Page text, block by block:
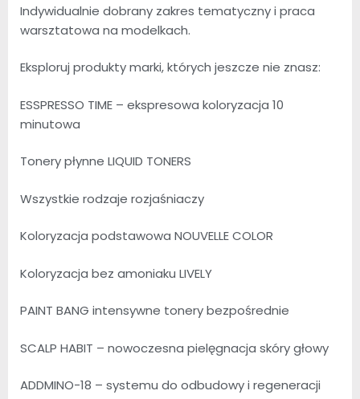
Indywidualnie dobrany zakres tematyczny i praca
warsztatowa na modelkach.
Eksploruj produkty marki, których jeszcze nie znasz:
ESSPRESSO TIME – ekspresowa koloryzacja 10
minutowa
Tonery płynne LIQUID TONERS
Wszystkie rodzaje rozjaśniaczy
Koloryzacja podstawowa NOUVELLE COLOR
Koloryzacja bez amoniaku LIVELY
PAINT BANG intensywne tonery bezpośrednie
SCALP HABIT – nowoczesna pielęgnacja skóry głowy
ADDMINO-18 – systemu do odbudowy i regeneracji